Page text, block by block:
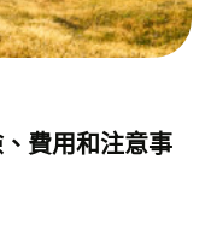
費用和注意事